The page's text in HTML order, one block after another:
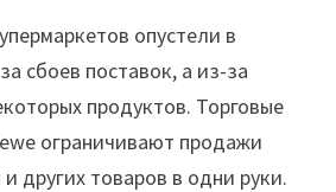
опустели в
сбоев поставок, а из-за
продуктов. Торговые
ограничивают продажи
других товаров в одни руки.